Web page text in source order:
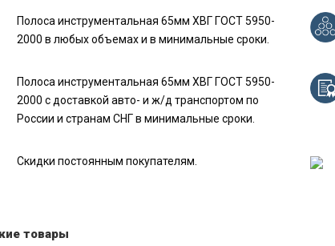
Полоса инструментальная 65мм ХВГ ГОСТ 5950-
2000 в любых объемах и в минимальные сроки.
Полоса инструментальная 65мм ХВГ ГОСТ 5950-
2000 с доставкой авто- и ж/д транспортом по
России и странам СНГ в минимальные сроки.
Скидки постоянным покупателям.
товары